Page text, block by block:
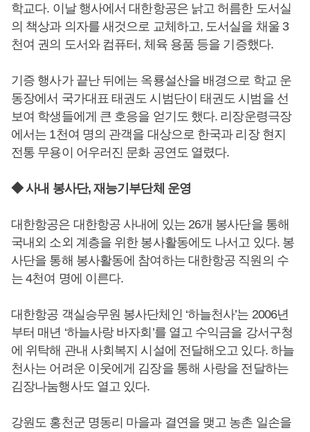
학교다. 이날 행사에서 대한항공은 낡고 허름한 도서실
의 책상과 의자를 새것으로 교체하고, 도서실을 채울 3
천여 권의 도서와 컴퓨터, 체육 용품 등을 기증했다.
기증 행사가 끝난 뒤에는 옥룡설산을 배경으로 학교 운
동장에서 국가대표 태권도 시범단이 태권도 시범을 선
보여 학생들에게 큰 호응을 얻기도 했다. 리장운령극장
에서는 1천여 명의 관객을 대상으로 한국과 리장 현지
전통 무용이 어우러진 문화 공연도 열렸다.
◆ 사내 봉사단, 재능기부단체 운영
대한항공은 대한항공 사내에 있는 26개 봉사단을 통해
국내외 소외 계층을 위한 봉사활동에도 나서고 있다. 봉
사단을 통해 봉사활동에 참여하는 대한항공 직원의 수
는 4천여 명에 이른다.
대한항공 객실승무원 봉사단체인 ‘하늘천사’는 2006년
부터 매년 ‘하늘사랑 바자회’를 열고 수익금을 강서구청
에 위탁해 관내 사회복지 시설에 전달해오고 있다. 하늘
천사는 어려운 이웃에게 김장을 통해 사랑을 전달하는
김장나눔행사도 열고 있다.
강원도 홍천군 명동리 마을과 결연을 맺고 농촌 일손을